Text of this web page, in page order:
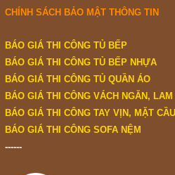
CHÍNH SÁCH BẢO MẬT THÔNG TIN
BÁO GIÁ THI CÔNG TỦ BẾP
BÁO GIÁ THI CÔNG TỦ BẾP NHỰA
BÁO GIÁ THI CÔNG TỦ QUẦN ÁO
BÁO GIÁ THI CÔNG VÁCH NGĂN, LAM
BÁO GIÁ THI CÔNG TAY VỊN, MẶT
BÁO GIÁ THI CÔNG SOFA NỆM
------